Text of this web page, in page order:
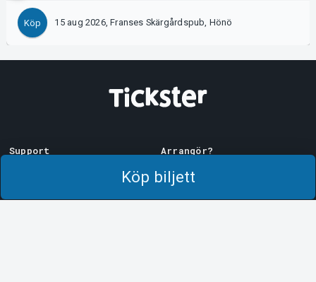
Köp biljett
Köp 15 aug 2026, Franses Skärgårdspub, Hönö
Support
Arrangör?
Logga in i Manager